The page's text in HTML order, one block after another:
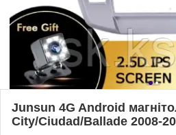
Junsun 4G Android
City/Ciudad/Ballade 2008-